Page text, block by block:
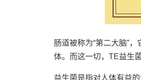
肠道被称为“第二大脑”
体。而这一切，TE益生
益生菌是指对人体有益